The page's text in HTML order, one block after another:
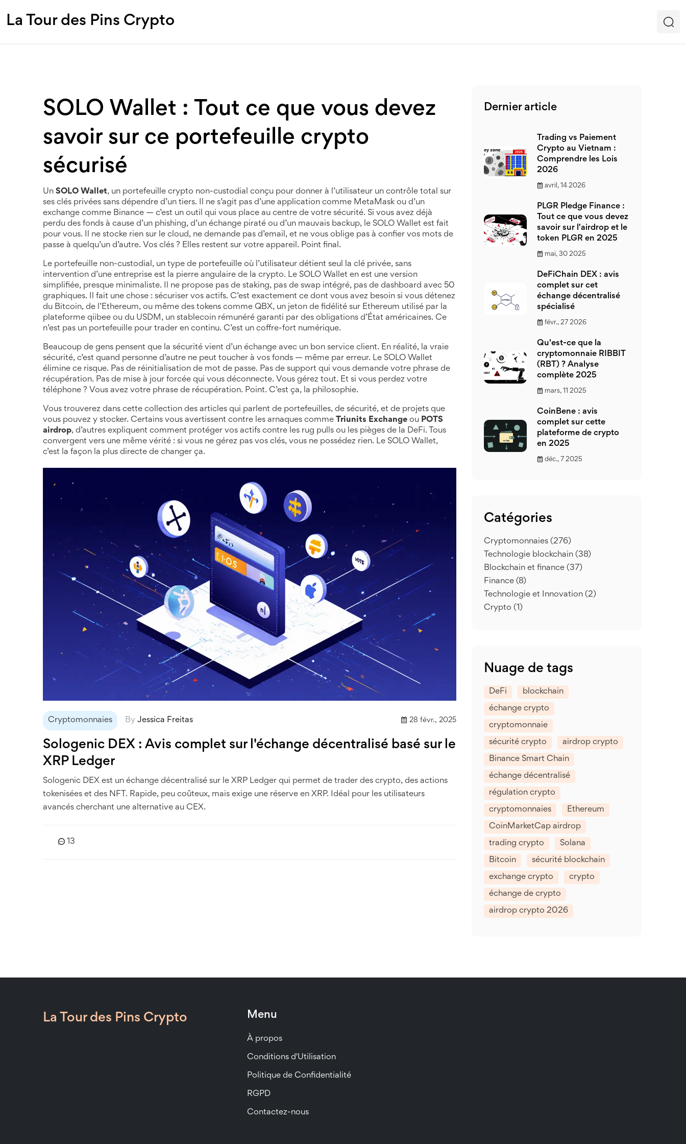
La Tour des Pins Crypto
SOLO Wallet : Tout ce que vous devez
savoir sur ce portefeuille crypto
sécurisé
Un SOLO Wallet, un portefeuille crypto non-custodial conçu pour donner à l’utilisateur un contrôle total sur
ses clés privées sans dépendre d’un tiers. Il ne s’agit pas d’une application comme MetaMask ou d’un
exchange comme Binance — c’est un outil qui vous place au centre de votre sécurité. Si vous avez déjà
perdu des fonds à cause d’un phishing, d’un échange piraté ou d’un mauvais backup, le SOLO Wallet est fait
pour vous. Il ne stocke rien sur le cloud, ne demande pas d’email, et ne vous oblige pas à confier vos mots de
passe à quelqu’un d’autre. Vos clés ? Elles restent sur votre appareil. Point final.
Le portefeuille non-custodial, un type de portefeuille où l’utilisateur détient seul la clé privée, sans
intervention d’une entreprise est la pierre angulaire de la crypto. Le SOLO Wallet en est une version
simplifiée, presque minimaliste. Il ne propose pas de staking, pas de swap intégré, pas de dashboard avec 50
graphiques. Il fait une chose : sécuriser vos actifs. C’est exactement ce dont vous avez besoin si vous détenez
du Bitcoin, de l’Ethereum, ou même des tokens comme QBX, un jeton de fidélité sur Ethereum utilisé par la
plateforme qiibee ou du USDM , un stablecoin rémunéré garanti par des obligations d’État américaines. Ce
n’est pas un portefeuille pour trader en continu. C’est un coffre-fort numérique.
Beaucoup de gens pensent que la sécurité vient d’un échange avec un bon service client. En réalité, la vraie
sécurité, c’est quand personne d’autre ne peut toucher à vos fonds — même par erreur. Le SOLO Wallet
élimine ce risque. Pas de réinitialisation de mot de passe. Pas de support qui vous demande votre phrase de
récupération. Pas de mise à jour forcée qui vous déconnecte. Vous gérez tout. Et si vous perdez votre
téléphone ? Vous avez votre phrase de récupération. Point. C’est ça, la philosophie.
Vous trouverez dans cette collection des articles qui parlent de portefeuilles, de sécurité, et de projets que
vous pouvez y stocker. Certains vous avertissent contre les arnaques comme Triunits Exchange ou POTS
airdrop, d’autres expliquent comment protéger vos actifs contre les rug pulls ou les pièges de la DeFi. Tous
convergent vers une même vérité : si vous ne gérez pas vos clés, vous ne possédez rien. Le SOLO Wallet,
c’est la façon la plus directe de changer ça.
Cryptomonnaies By Jessica Freitas 28 févr., 2025
Sologenic DEX : Avis complet sur l'échange décentralisé basé sur le
XRP Ledger
Sologenic DEX est un échange décentralisé sur le XRP Ledger qui permet de trader des crypto, des actions
tokenisées et des NFT. Rapide, peu coûteux, mais exige une réserve en XRP. Idéal pour les utilisateurs
avancés cherchant une alternative au CEX.
13
Dernier article
Trading vs Paiement
Crypto au Vietnam :
Comprendre les Lois
2026
avril, 14 2026
PLGR Pledge Finance :
Tout ce que vous devez
savoir sur l'airdrop et le
token PLGR en 2025
mai, 30 2025
DeFiChain DEX : avis
complet sur cet
échange décentralisé
spécialisé
févr., 27 2026
Qu'est-ce que la
cryptomonnaie RIBBIT
(RBT) ? Analyse
complète 2025
mars, 11 2025
CoinBene : avis
complet sur cette
plateforme de crypto
en 2025
déc., 7 2025
Catégories
Cryptomonnaies (276)
Technologie blockchain (38)
Blockchain et finance (37)
Finance (8)
Technologie et Innovation (2)
Crypto (1)
Nuage de tags
DeFi blockchain
échange crypto
cryptomonnaie
sécurité crypto airdrop crypto
Binance Smart Chain
échange décentralisé
régulation crypto
cryptomonnaies Ethereum
CoinMarketCap airdrop
trading crypto Solana
Bitcoin sécurité blockchain
exchange crypto crypto
échange de crypto
airdrop crypto 2026
La Tour des Pins Crypto Menu
À propos
Conditions d'Utilisation
Politique de Confidentialité
RGPD
Contactez-nous